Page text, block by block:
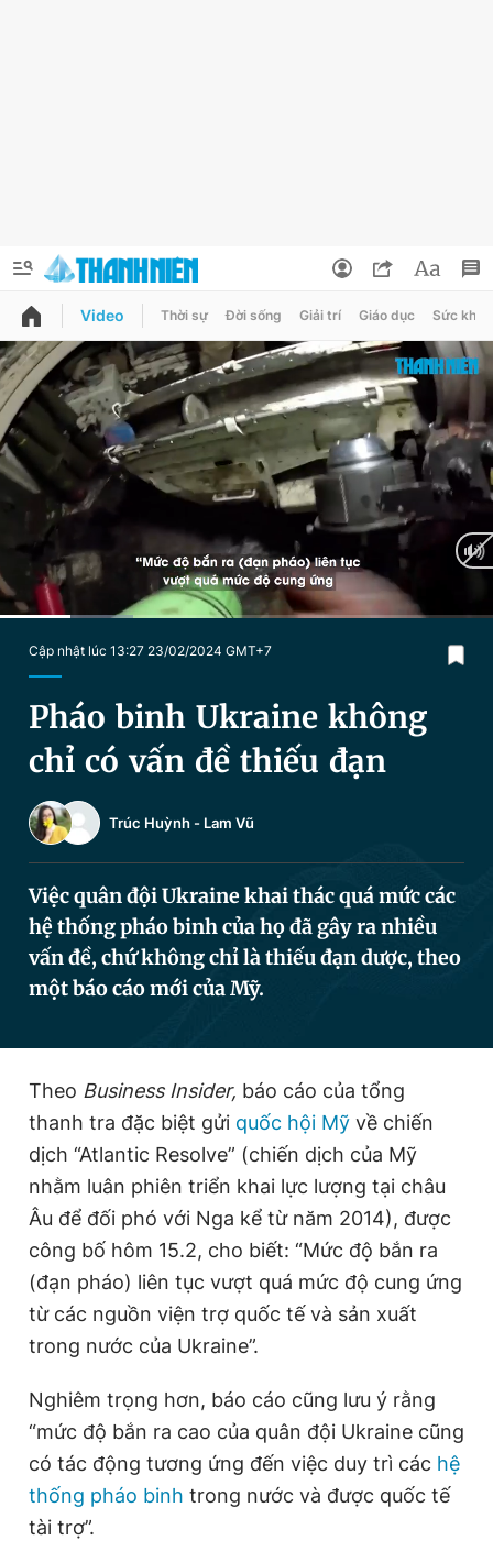
QUẢNG CÁO
Chuyên mục
Chuyên mục khác
Chào ngày mới Tin 24h
Video Magazine
Tiện ích Bạn cần biết
Thông tin tòa soạn Liên hệ quảng cáo
Theo dõi báo trên
Hotline
0906 645 777
Liên hệ quảng cáo
0908 780 404
Đặt báo Quảng cáo RSS
Phó tổng biên tập thường trực: Hải Thành
Phó tổng biên tập: Lâm Hiếu Dũng
Phó tổng biên tập: Trần Việt Hưng
Tổng thư ký tòa soạn: Đức Trung
Giấy phép xuất bản số 110/GP - BTTTT cấp ngày 24.3.2020
© 2003-2026 Bản quyền thuộc về Báo Thanh Niên. Cấm sao
chép dưới mọi hình thức nếu không có sự chấp thuận bằng văn
Thông tin tài khoản
Đổi mật khẩu
Tin đã lưu
Đăng xuất
Video Thời sự Đời sống Giải trí Giáo dục Sức khỏe
Cập nhật lúc 13:27 23/02/2024 GMT+7
Pháo binh Ukraine không
chỉ có vấn đề thiếu đạn
Trúc Huỳnh - Lam Vũ
Việc quân đội Ukraine khai thác quá mức các
hệ thống pháo binh của họ đã gây ra nhiều
vấn đề, chứ không chỉ là thiếu đạn dược, theo
một báo cáo mới của Mỹ.
Theo Business Insider, báo cáo của tổng
thanh tra đặc biệt gửi quốc hội Mỹ về chiến
dịch “Atlantic Resolve” (chiến dịch của Mỹ
nhằm luân phiên triển khai lực lượng tại châu
Âu để đối phó với Nga kể từ năm 2014), được
công bố hôm 15.2, cho biết: “Mức độ bắn ra
(đạn pháo) liên tục vượt quá mức độ cung ứng
từ các nguồn viện trợ quốc tế và sản xuất
trong nước của Ukraine”.
Nghiêm trọng hơn, báo cáo cũng lưu ý rằng
“mức độ bắn ra cao của quân đội Ukraine cũng
có tác động tương ứng đến việc duy trì các hệ
thống pháo binh trong nước và được quốc tế
tài trợ”.